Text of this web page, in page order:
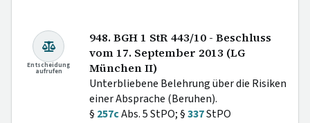
Entscheidung
aufrufen
948. BGH 1 StR 443/10 - Beschluss
vom 17. September 2013 (LG
München II)
Unterbliebene Belehrung über die Risiken
einer Absprache (Beruhen).
§ 257cAbs. 5 StPO; §337StPO